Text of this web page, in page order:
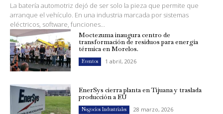
La batería automotriz dejó de ser solo la pieza que permite que
arranque el vehículo. En una industria marcada por sistemas
eléctricos, software, funciones...
Moctezuma inaugura centro de
transformación de residuos para energía
térmica en Morelos.
Eventos 1 abril, 2026
EnerSys cierra planta en Tijuana y traslada
producción a EU
Negocios Industriales 28 marzo, 2026